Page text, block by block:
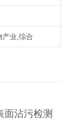
产业,综合
面沾污检测